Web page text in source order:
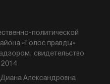
политической
«Голос правды»
свидетельство
Александровна